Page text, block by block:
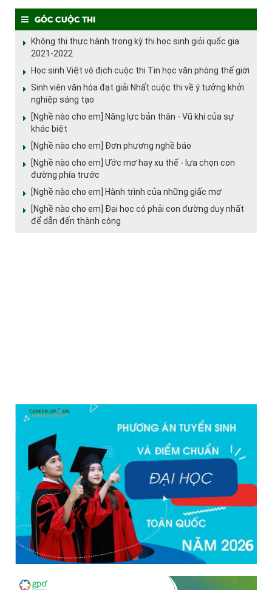
Góc cuộc thi
Không thi thực hành trong kỳ thi học sinh giỏi quốc gia
2021-2022
Học sinh Việt vô địch cuộc thi Tin học văn phòng thế giới
Sinh viên văn hóa đạt giải Nhất cuộc thi về ý tưởng khởi
nghiệp sáng tạo
[Nghề nào cho em] Năng lực bản thân - Vũ khí của sự
khác biệt
[Nghề nào cho em] Đơn phương nghề báo
[Nghề nào cho em] Ước mơ hay xu thế - lựa chọn con
đường phía trước
[Nghề nào cho em] Hành trình của những giấc mơ
[Nghề nào cho em] Đại học có phải con đường duy nhất
để dẫn đến thành công